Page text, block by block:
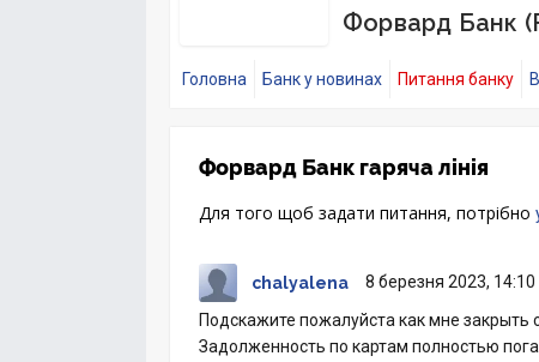
Форвард Банк
Головна Банк у новинах Питання банку
Форвард Банк гаряча лінія
Для того щоб задати питання, потрібно
chalyalena 8 березня 2023, 14:10
Подскажите пожалуйста как мне
Задолженность по картам полностью